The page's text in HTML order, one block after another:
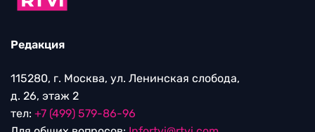
Редакция
115280, г. Москва, ул. Ленинская слобода,
д. 26, этаж 2
тел: +7 (499) 579-86-96